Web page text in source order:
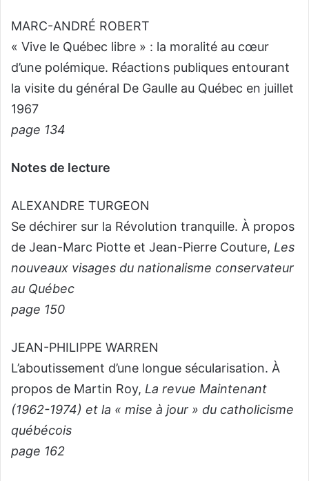
MARC-ANDRÉ ROBERT
« Vive le Québec libre » : la moralité au cœur
d’une polémique. Réactions publiques entourant
la visite du général De Gaulle au Québec en juillet
1967
page 134
Notes de lecture
ALEXANDRE TURGEON
Se déchirer sur la Révolution tranquille. À propos
de Jean-Marc Piotte et Jean-Pierre Couture, Les
nouveaux visages du nationalisme conservateur
au Québec
page 150
JEAN-PHILIPPE WARREN
L’aboutissement d’une longue sécularisation. À
propos de Martin Roy, La revue Maintenant
(1962-1974) et la « mise à jour » du catholicisme
québécois
page 162